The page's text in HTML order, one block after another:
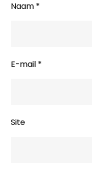
Naam *
E-mail *
Site